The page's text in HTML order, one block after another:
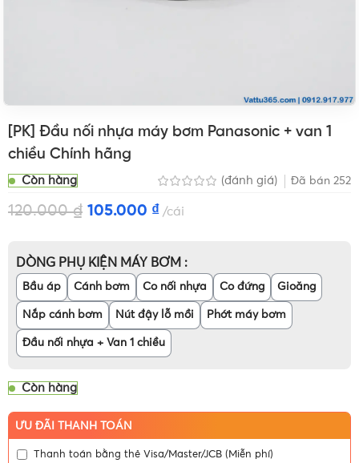
[PK] Đầu nối nhựa máy bơm Panasonic + van 1
chiều Chính hãng
Còn hàng (đánh giá) Đã bán 252
120.000₫ 105.000 ₫ cái
DÒNG PHỤ KIỆN MÁY BƠM
Bầu áp Cánh bơm Co nối nhựa Co đứng Gioăng
Nắp cánh bơm Nút đậy lỗ mồi Phớt máy bơm
Đầu nối nhựa + Van 1 chiều
Còn hàng
ƯU ĐÃI THANH TOÁN
Thanh toán bằng thẻ Visa/Master/JCB (Miễn phí)